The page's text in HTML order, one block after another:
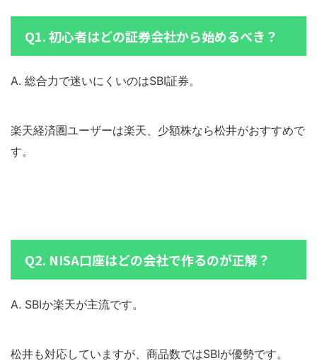
Q1. 初心者はどの証券会社から始めるべき？
A. 総合力で迷いにくいのはSBI証券。
楽天経済圏ユーザーは楽天、少額株なら松井がおすすめで
す。
Q2. NISA口座はどの会社で作るのが正解？
A. SBIか楽天が主流です。
松井も対応していますが、商品数ではSBIが優勢です。